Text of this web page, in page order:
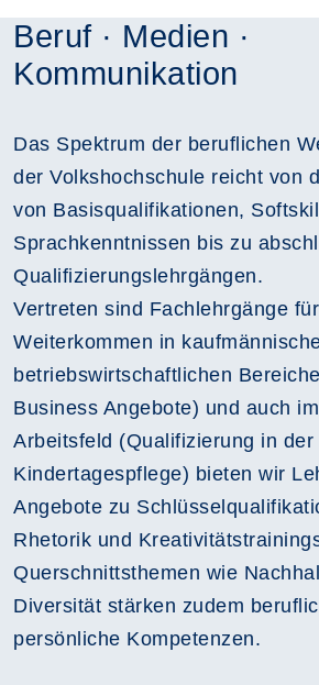
Beruf · Medien ·
Kommunikation
Das Spektrum der beruflichen
der Volkshochschule reicht von
von Basisqualifikationen,
Sprachkenntnissen bis zu
Qualifizierungslehrgängen.
Vertreten sind Fachlehrgänge
Weiterkommen in
betriebswirtschaftlichen
Business Angebote) und auch
Arbeitsfeld (Qualifizierung in der
Kindertagespflege) bieten wir
Angebote zu
Rhetorik und
Querschnittsthemen wie
Diversität stärken zudem
persönliche Kompetenzen.